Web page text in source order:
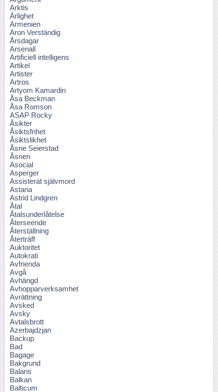
Arktis
Ärlighet
Armenien
Aron Verständig
Årsdagar
Arsenall
Artificiell intelligens
Artikel
Artister
Artros
Artyom Kamardin
Åsa Beckman
Åsa Romson
ASAP Rocky
Åsikter
Åsiktsfrihet
Åsiktslikhet
Åsne Seierstad
Åsnen
Asocial
Asperger
Assisterat självmord
Astana
Astrid Lindgren
Åtal
Åtalsunderlåtelse
Återseende
Återställning
Återträff
Auktoritet
Autokrati
Avfrienda
Avgå
Avhängd
Avhopparverksamhet
Avrättning
Avsked
Avsky
Avtalsbrott
Azerbajdzjan
Backup
Bad
Bagage
Bakgrund
Balans
Balkan
Balticum